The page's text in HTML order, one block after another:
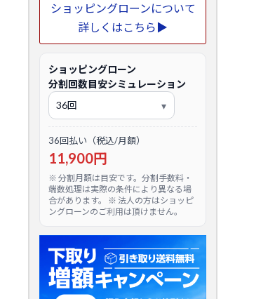
ショッピングローンについて
詳しくはこちら▶
ショッピングローン
分割回数目安シミュレーション
36回払い（税込/月額）
11,900円
※ 分割月額は目安です。分割手数料・
端数処理は実際の条件により異なる場
合があります。 ※ 法人の方はショッピ
ングローンのご利用は頂けません。